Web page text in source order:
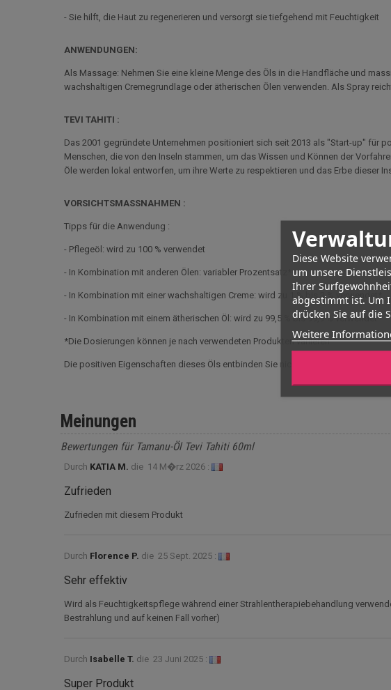
Diese Website
um unsere
Ihrer
abgestimmt ist. Um
drücken Sie auf die
Weitere
- Sie hilft, die Haut zu regenerieren und versorgt sie tiefgehend mit Feuchtigkeit
ANWENDUNGEN:
Als Massage: Nehmen Sie eine kleine Menge des Öls in die Handfläche und
wachshaltigen Cremegrundlage oder ätherischen Ölen verwenden. Als Spray
TEVI TAHITI :
Das 2001 gegründete Unternehmen positioniert sich seit 2013 als "Start-up" für
Menschen, die von den Inseln stammen, um das Wissen und Können der
Öle werden lokal entworfen, um ihre Werte zu respektieren und das Erbe dieser
VORSICHTSMASSNAHMEN :
Tipps für die Anwendung :
- Pflegeöl: wird zu 100 % verwendet
- In Kombination mit anderen Ölen: variabler Prozentsatz*
- In Kombination mit einer wachshaltigen Creme: wird zu 1 % bis 3 % verwendet*
- In Kombination mit einem ätherischen Öl: wird zu 99,5 % bis 99,9 % verwendet*
*Die Dosierungen können je nach verwendeten Produkten variieren
Die positiven Eigenschaften dieses Öls entbinden Sie nicht von der Beratung
Meinungen
Bewertungen für Tamanu-Öl Tevi Tahiti 60ml
Durch KATIA M. die 14 M�rz 2026 :
Zufrieden
Zufrieden mit diesem Produkt
Durch Florence P. die 25 Sept. 2025 :
Sehr effektiv
Wird als Feuchtigkeitspflege während einer Strahlentherapiebehandlung
Bestrahlung und auf keinen Fall vorher)
Durch Isabelle T. die 23 Juni 2025 :
Super Produkt